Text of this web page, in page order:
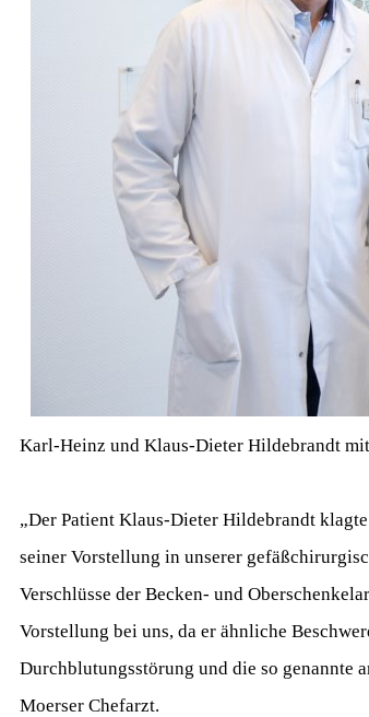
Karl-Heinz und Klaus-Dieter Hildebrandt
„Der Patient Klaus-Dieter Hildebrandt
seiner Vorstellung in unserer
Verschlüsse der Becken- und
Vorstellung bei uns, da er ähnliche
Durchblutungsstörung und die so genannte
Moerser Chefarzt.